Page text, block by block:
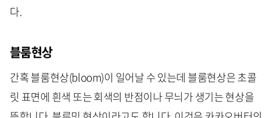
다.
블룸현상
간혹 블룸현상(bloom)이 일어날 수 있는데 블룸현상은 초콜
릿 표면에 흰색 또는 회색의 반점이나 무늬가 생기는 현상을